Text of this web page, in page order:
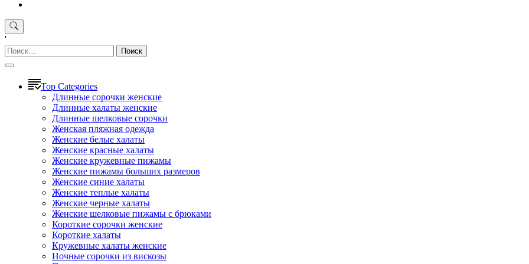
'
Найти:
Top Categories
Длинные сорочки женские
Длинные халаты женские
Длинные шелковые сорочки
Женская пляжная одежда
Женские белые халаты
Женские красные халаты
Женские кружевные пижамы
Женские пижамы больших размеров
Женские синие халаты
Женские теплые халаты
Женские черные халаты
Женские шелковые пижамы с брюками
Короткие сорочки женские
Короткие халаты
Кружевные халаты женские
Ночные сорочки из вискозы